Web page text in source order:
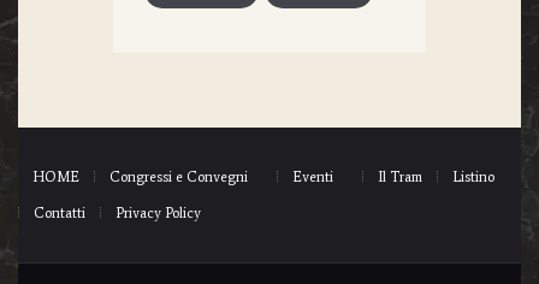
HOME Congressi e Convegni Eventi Il Tram Listino
Contatti Privacy Policy